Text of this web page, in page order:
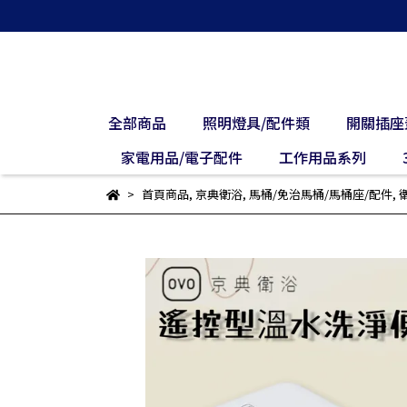
全部商品 照明燈具/配件類
開關插
家電用品/電子配件
工作用品系列
首頁商品, 京典衛浴, 馬桶/免治馬桶/馬桶座/配件,